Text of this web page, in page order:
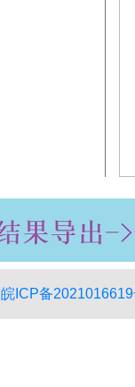
皖ICP备